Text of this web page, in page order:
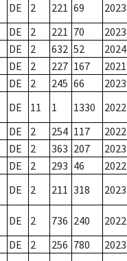
DE 2 221 69 2023
DE 2 221 70 2023
DE 2 632 52 2024
DE 2 227 167 2021
DE 2 245 66 2023
DE 11 1 1330 2022
DE 2 254 117 2022
DE 2 363 207 2023
DE 2 293 46 2022
DE 2 211 318 2023
DE 2 736 240 2022
DE 2 256 780 2023